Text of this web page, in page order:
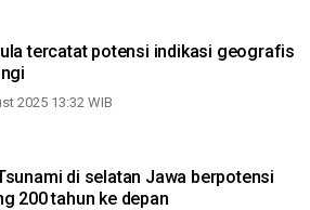
tercatat potensi indikasi geografis
2025 13:32 WIB
di selatan Jawa berpotensi
200 tahun ke depan